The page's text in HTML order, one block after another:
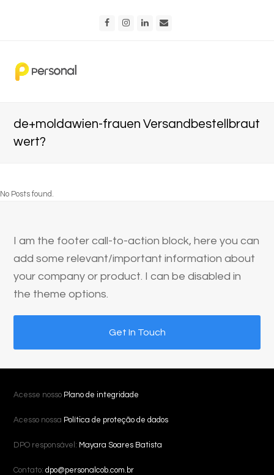
FacebookInstagram
LinkedIn
de+moldawien-frauen Versandbestellbraut
wert?
No Posts found.
I am the footer call-to-action block, here you can
add some relevant/important information about
your company or product. I can be disabled in
the theme options.
Get In Touch
Acesse nosso Plano de integridade
Acesso nossa Política de proteção de dados
DPO responsável: Mayara Soares Batista
Contato:dpo@personalcob.com.br